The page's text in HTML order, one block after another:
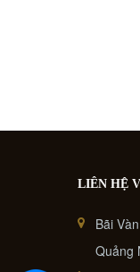
LIÊN HỆ
Bãi
Quảng